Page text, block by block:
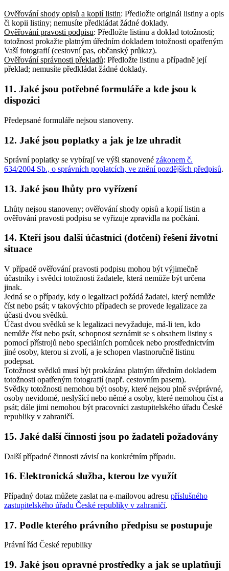
Ověřování shody opisů a kopií listin: Předložte originál listiny a opis
či kopii listiny; nemusíte předkládat žádné doklady.
Ověřování pravosti podpisu: Předložte listinu a doklad totožnosti;
totožnost prokažte platným úředním dokladem totožnosti opatřeným
Vaší fotografií (cestovní pas, občanský průkaz).
Ověřování správnosti překladů: Předložte listinu a případně její
překlad; nemusíte předkládat žádné doklady.
11. Jaké jsou potřebné formuláře a kde jsou k
dispozici
Předepsané formuláře nejsou stanoveny.
12. Jaké jsou poplatky a jak je lze uhradit
Správní poplatky se vybírají ve výši stanovené zákonem č.
634/2004 Sb., o správních poplatcích, ve znění pozdějších předpisů.
13. Jaké jsou lhůty pro vyřízení
Lhůty nejsou stanoveny; ověřování shody opisů a kopií listin a
ověřování pravosti podpisu se vyřizuje zpravidla na počkání.
14. Kteří jsou další účastníci (dotčení) řešení životní
situace
V případě ověřování pravosti podpisu mohou být výjimečně
účastníky i svědci totožnosti žadatele, která nemůže být určena
jinak.
Jedná se o případy, kdy o legalizaci požádá žadatel, který nemůže
číst nebo psát; v takovýchto případech se provede legalizace za
účasti dvou svědků.
Účast dvou svědků se k legalizaci nevyžaduje, má-li ten, kdo
nemůže číst nebo psát, schopnost seznámit se s obsahem listiny s
pomocí přístrojů nebo speciálních pomůcek nebo prostřednictvím
jiné osoby, kterou si zvolí, a je schopen vlastnoručně listinu
podepsat.
Totožnost svědků musí být prokázána platným úředním dokladem
totožnosti opatřeným fotografií (např. cestovním pasem).
Svědky totožnosti nemohou být osoby, které nejsou plně svéprávné,
osoby nevidomé, neslyšící nebo němé a osoby, které nemohou číst a
psát; dále jimi nemohou být pracovníci zastupitelského úřadu České
republiky v zahraničí.
15. Jaké další činnosti jsou po žadateli požadovány
Další případné činnosti závisí na konkrétním případu.
16. Elektronická služba, kterou lze využít
Případný dotaz můžete zaslat na e-mailovou adresu příslušného
zastupitelského úřadu České republiky v zahraničí.
17. Podle kterého právního předpisu se postupuje
Právní řád České republiky
19. Jaké jsou opravné prostředky a jak se uplatňují